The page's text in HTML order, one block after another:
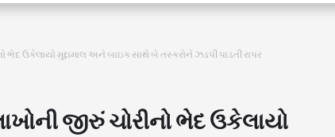
ભેદ ઉકેલાયો મુદ્દામાલ અને બાઇક સાથે બે તસ્કરોને ઝડપી પાડતી રાપર
જીરું ચોરીનો ભેદ ઉકેલાયો